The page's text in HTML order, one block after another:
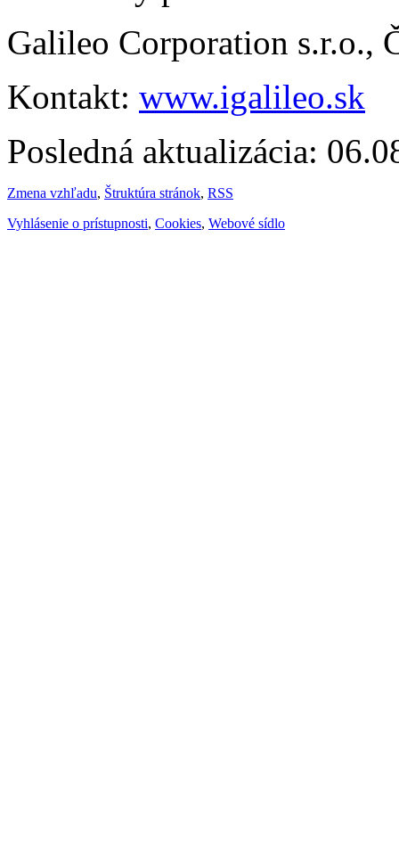
Galileo Corporation s.r.o.,
Kontakt: www.igalileo.sk
Posledná aktualizácia:
Zmena vzhľadu, Štruktúra stránok, RSS
Vyhlásenie o prístupnosti, Cookies, Webové sídlo